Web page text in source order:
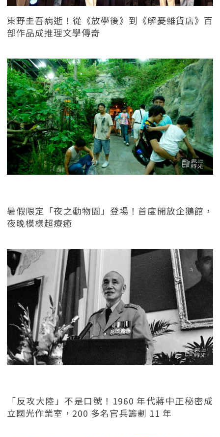
東野圭吾病逝！從《放學後》到《解憂雜貨店》百
部作品成推理文學傳奇
暑假限定「夜之動物園」登場！首度開放企鵝館，
夜晚模樣超療癒
「反攻大陸」不是口號！1960 年代蔣中正秘密成
立國光作業室，200 多名官兵籌劃 11 年